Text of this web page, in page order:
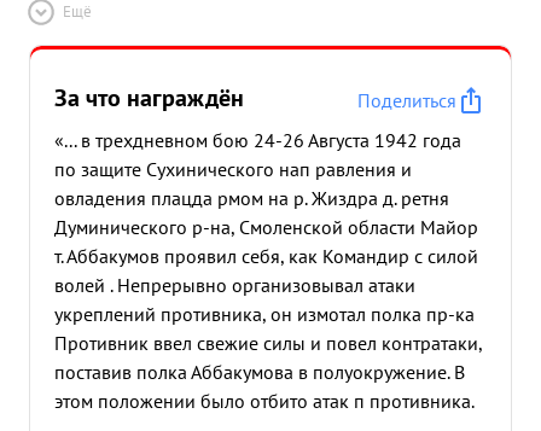
Ещё
За что награждён
Поделиться
«... в трехдневном бою 24-26 Августа 1942 года
по защите Сухинического нап равления и
овладения плацда рмом на р. Жиздра д. ретня
Думинического р-на, Смоленской области Майор
т. Аббакумов проявил себя, как Командир с силой
волей . Непрерывно организовывал атаки
укреплений противника, он измотал полка пр-ка
Противник ввел свежие силы и повел контратаки,
поставив полка Аббакумова в полуокружение. В
этом положении было отбито атак п противника.